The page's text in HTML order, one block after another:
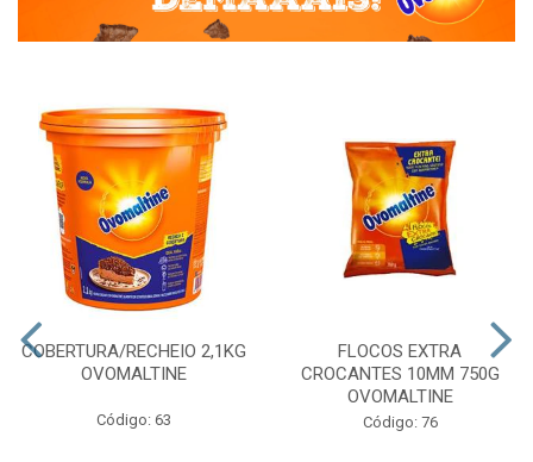
COBERTURA/RECHEIO 2,1KG
OVOMALTINE
Código: 63
FLOCOS EXTRA
CROCANTES 10MM 750G
OVOMALTINE
Código: 76